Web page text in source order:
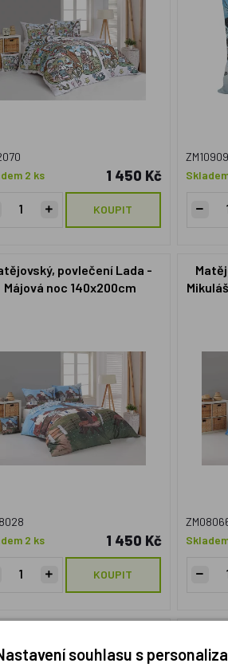
2 ks
1 450 Kč
KOUPIT
povlečení Lada -
Májová noc 140x200cm
2 ks
1 450 Kč
KOUPIT
velkésouhlasu s